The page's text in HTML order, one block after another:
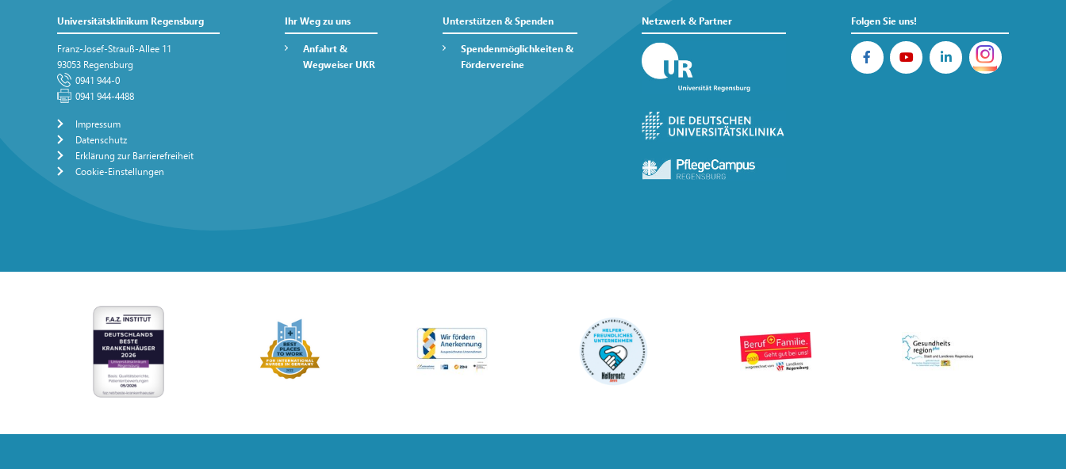
Universitätsklinikum Regensburg
Franz-Josef-Strauß-Allee 11
93053 Regensburg
0941 944-0
0941 944-4488
Impressum
Datenschutz
Erklärung zur Barrierefreiheit
Cookie-Einstellungen
Ihr Weg zu uns
Anfahrt &
Wegweiser UKR
Unterstützen & Spenden
Spendenmöglichkeiten &
Fördervereine
Netzwerk & Partner Folgen Sie uns!